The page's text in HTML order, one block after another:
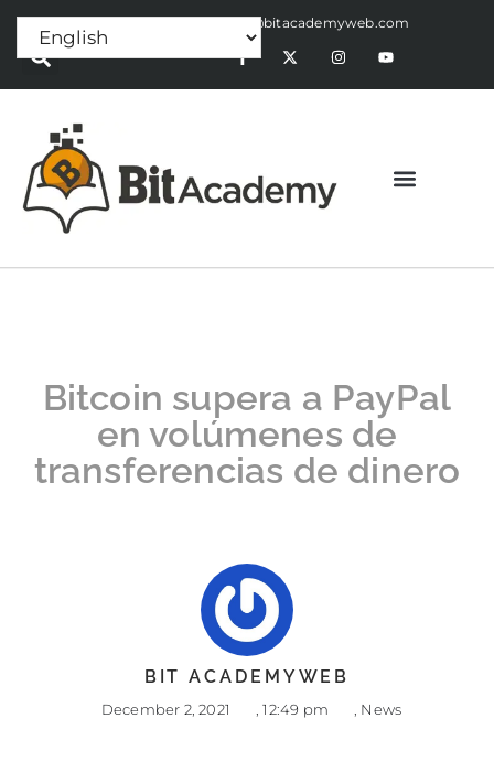
Press Release:alex@bitacademyweb.com
Bitcoin supera a PayPal
en volúmenes de
transferencias de dinero
BIT ACADEMYWEB
December 2, 2021 12:49 pm News